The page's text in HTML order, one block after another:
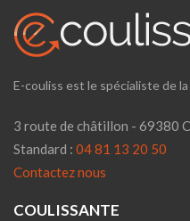
E-couliss est le spécialiste de
3 route de châtillon - 69380
Standard : 04 81 13 20 50
Contactez nous
COULISSANTE